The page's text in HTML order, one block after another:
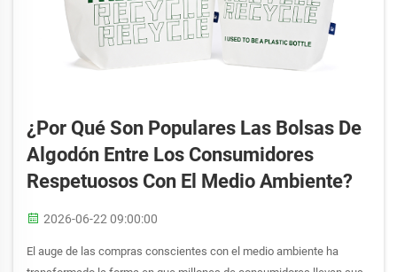
¿Por Qué Son Populares Las Bolsas De
Algodón Entre Los Consumidores
Respetuosos Con El Medio Ambiente?
2026-06-22 09:00:00
El auge de las compras conscientes con el medio ambiente ha